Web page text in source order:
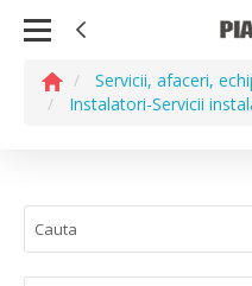
Servicii, afaceri,
Instalatori-Servicii